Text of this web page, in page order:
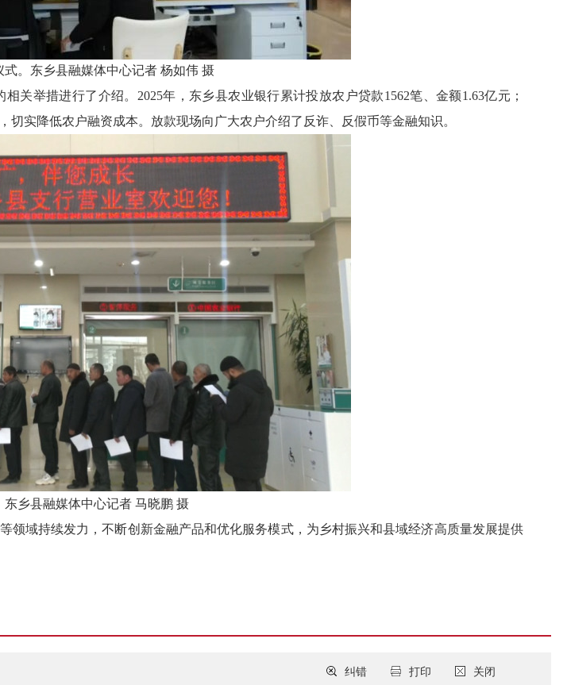
。东乡县融媒体中心记者 杨如伟 摄
关举措进行了介绍。2025年，东乡县农业银行累计投放农户贷款1562笔、金额1.63亿元；
实降低农户融资成本。放款现场向广大农户介绍了反诈、反假币等金融知识。
乡县融媒体中心记者 马晓鹏 摄
域持续发力，不断创新金融产品和优化服务模式，为乡村振兴和县域经济高质量发展提供
关闭
打印
纠错